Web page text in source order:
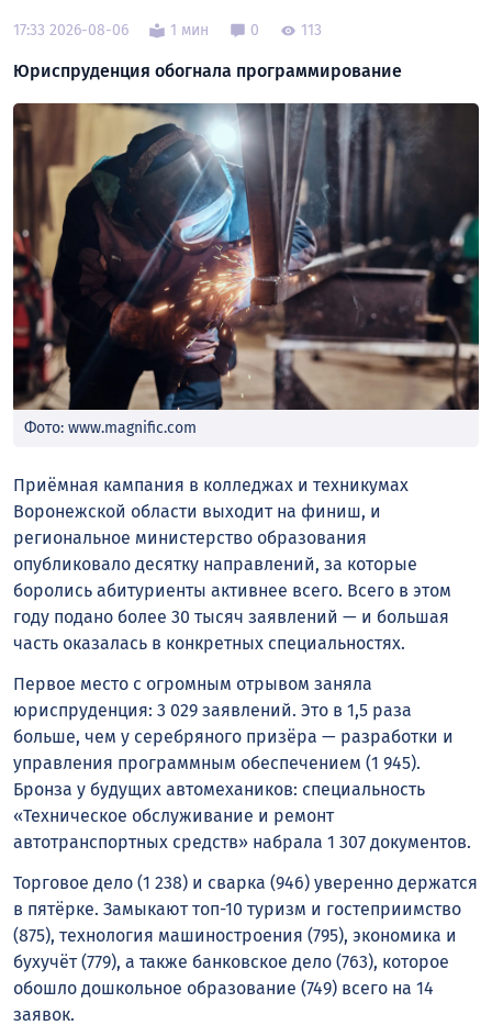
17:33 2026-08-06 1 мин 0 113
Юриспруденция обогнала программирование
Фото: www.magnific.com
Приёмная кампания в колледжах и техникумах
Воронежской области выходит на финиш, и
региональное министерство образования
опубликовало десятку направлений, за которые
боролись абитуриенты активнее всего. Всего в этом
году подано более 30 тысяч заявлений — и большая
часть оказалась в конкретных специальностях.
Первое место с огромным отрывом заняла
юриспруденция: 3 029 заявлений. Это в 1,5 раза
больше, чем у серебряного призёра — разработки и
управления программным обеспечением (1 945).
Бронза у будущих автомехаников: специальность
«Техническое обслуживание и ремонт
автотранспортных средств» набрала 1 307 документов.
Торговое дело (1 238) и сварка (946) уверенно держатся
в пятёрке. Замыкают топ-10 туризм и гостеприимство
(875), технология машиностроения (795), экономика и
бухучёт (779), а также банковское дело (763), которое
обошло дошкольное образование (749) всего на 14
заявок.